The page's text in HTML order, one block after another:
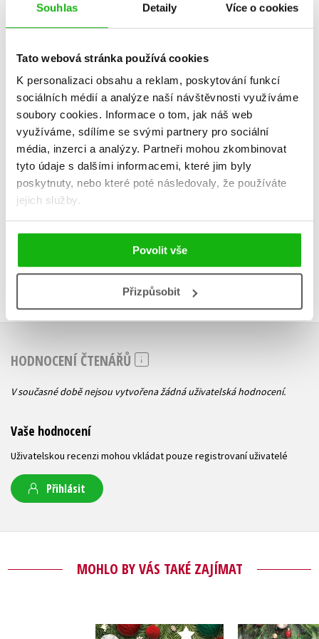
Souhlas Detaily Více o cookies
Tato webová stránka používá cookies
K personalizaci obsahu a reklam, poskytování funkcí
sociálních médií a analýze naší návštěvnosti využíváme
soubory cookies. Informace o tom, jak náš web
využíváme, sdílíme se svými partnery pro sociální
média, inzerci a analýzy. Partneři mohou zkombinovat
tyto údaje s dalšími informacemi, které jim byly
poskytnuty, nebo které poté následovaly, že používáte
jejich služby.
Povolit vše
Přizpůsobit
Taylor Garlandová
Do košíku
249 Kč
199 Kč 215 Kč
HODNOCENÍ ČTENÁŘŮ
V současné době nejsou vytvořena žádná uživatelská hodnocení.
Vaše hodnocení
Uživatelskou recenzi mohou vkládat pouze registrovaní uživatelé
Přihlásit
MOHLO BY VÁS TAKÉ ZAJÍMAT